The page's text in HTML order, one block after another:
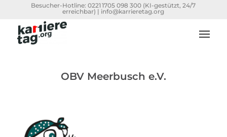
Besucher-Hotline:0221 1705 098 300 (KI-gestützt, 24/7
erreichbar) | info@karrieretag.org
OBV Meerbusch e.V.